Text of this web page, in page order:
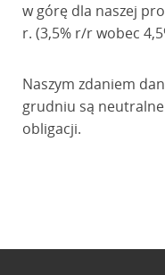
w górę dla naszej
r. (3,5% r/r wobec
Naszym zdaniem
grudniu są
obligacji.